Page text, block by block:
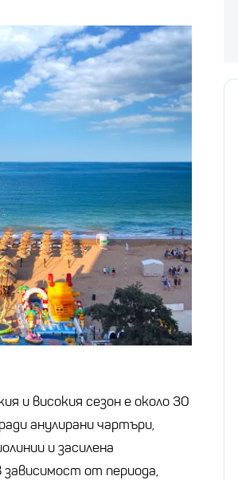
и високия сезон е около 30
анулирани чартъри,
и засилена
от периода,